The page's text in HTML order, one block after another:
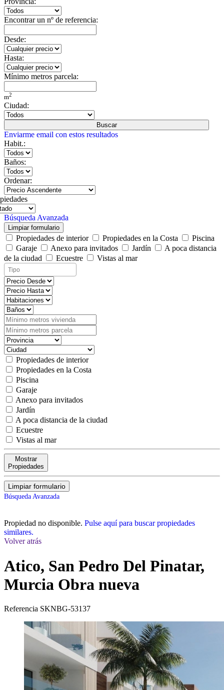
Encontrar un nº de referencia:
Desde:
Hasta:
Mínimo metros parcela:
m2
Ciudad:
Buscar
Enviarme email con estos resultados
Habit.:
Baños:
Ordenar:
Búsqueda Avanzada
Limpiar formulario
Propiedades de interior Propiedades en la Costa
Piscina
Garaje
Anexo para invitados Jardín
A poca distancia
de la ciudad
Ecuestre Vistas al mar
Propiedades de interior
Propiedades en la Costa
Piscina
Garaje
Anexo para invitados
Jardín
A poca distancia de la ciudad
Ecuestre
Vistas al mar
Mostrar
Propiedades
Limpiar formulario
Búsqueda Avanzada
Propiedad no disponible. Pulse aquí para buscar propiedades
similares.
Volver atrás
Atico, San Pedro Del Pinatar,
Murcia Obra nueva
Referencia SKNBG-53137